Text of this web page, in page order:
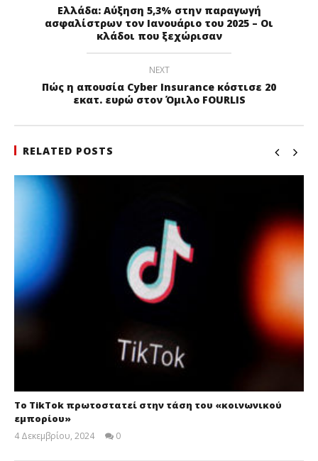
Ελλάδα: Αύξηση 5,3% στην παραγωγή
ασφαλίστρων τον Ιανουάριο του 2025 – Οι
κλάδοι που ξεχώρισαν
NEXT
Πώς η απουσία Cyber Insurance κόστισε 20
εκατ. ευρώ στον Όμιλο FOURLIS
RELATED POSTS
Το TikTok πρωτοστατεί στην τάση του «κοινωνικού
εμπορίου»
4 Δεκεμβρίου, 2024
Insurance
0